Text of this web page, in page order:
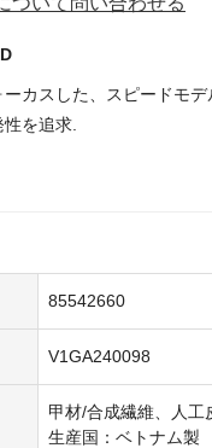
ーカスした、スピードモ
を追求.
85542660
V1GA240098
甲材/合成繊維、人
生産国：ベトナム製